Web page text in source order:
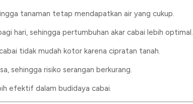
tanaman tetap mendapatkan air yang cukup.
hari, sehingga pertumbuhan akar cabai lebih optimal.
tidak mudah kotor karena cipratan tanah.
sehingga risiko serangan berkurang.
efektif dalam budidaya cabai.